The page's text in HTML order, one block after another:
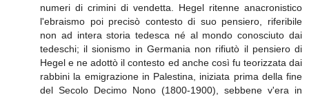
numeri di crimini di vendetta. Hegel ritenne anacronistico
l'ebraismo poi precisò contesto di suo pensiero, riferibile
non ad intera storia tedesca né al mondo conosciuto dai
tedeschi; il sionismo in Germania non rifiutò il pensiero di
Hegel e ne adottò il contesto ed anche così fu teorizzata dai
rabbini la emigrazione in Palestina, iniziata prima della fine
del Secolo Decimo Nono (1800-1900), sebbene v'era in